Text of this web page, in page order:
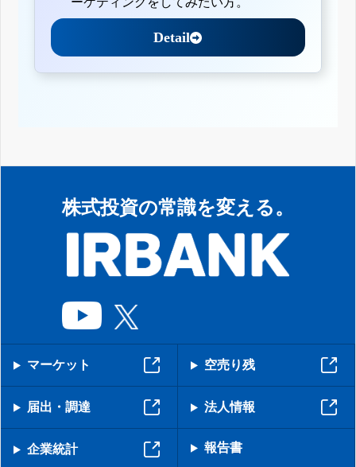
Detail
株式投資の常識を変える。
マーケット 空売り残
届出・調達 法人情報
企業統計 報告書